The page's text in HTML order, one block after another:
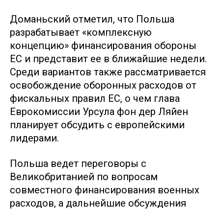
Доманьский отметил, что Польша
разрабатывает «комплексную
концепцию» финансирования обороны
ЕС и представит ее в ближайшие недели.
Среди вариантов также рассматривается
освобождение оборонных расходов от
фискальных правил ЕС, о чем глава
Еврокомиссии Урсула фон дер Ляйен
планирует обсудить с европейскими
лидерами.
Польша ведет переговоры с
Великобританией по вопросам
совместного финансирования военных
расходов, а дальнейшие обсуждения